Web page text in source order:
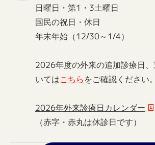
日曜日・第1・3土曜日
国民の祝日・休日
年末年始（12/30～1/4）
2026年度の外来の追加診療日
いてはこちらをご確認ください。
2026年外来診療日カレンダー
（赤字・赤丸は休診日です）